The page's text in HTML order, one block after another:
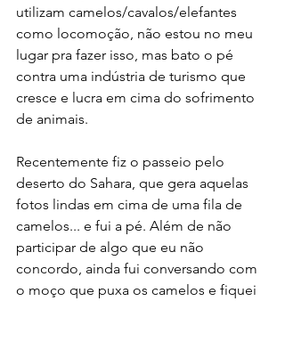
utilizam camelos/cavalos/elefantes
como locomoção, não estou no meu
lugar pra fazer isso, mas bato o pé
contra uma indústria de turismo que
cresce e lucra em cima do sofrimento
de animais.
Recentemente fiz o passeio pelo
deserto do Sahara, que gera aquelas
fotos lindas em cima de uma fila de
camelos... e fui a pé. Além de não
participar de algo que eu não
concordo, ainda fui conversando com
o moço que puxa os camelos e fiquei